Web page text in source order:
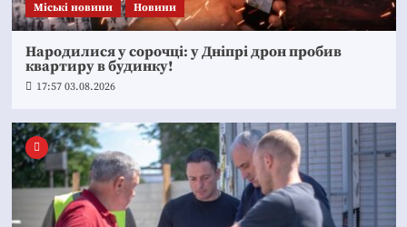
Mіські новини Новини
Народилися у сорочці: у Дніпрі дрон пробив
квартиру в будинку!
17:57 03.08.2026